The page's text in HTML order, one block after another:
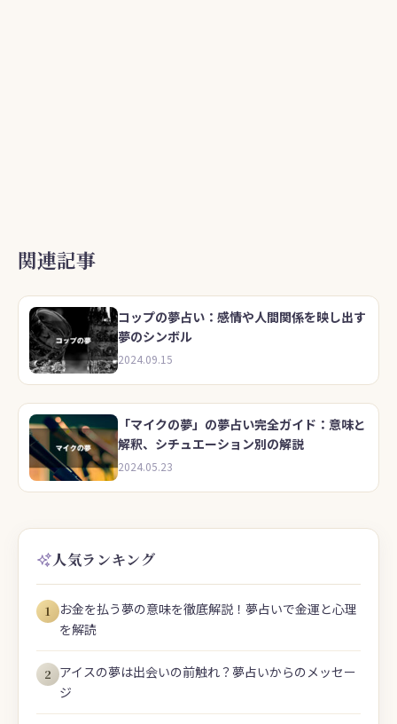
関連記事
コップの夢占い：感情や人間関係を映し出す
夢のシンボル
2024.09.15
「マイクの夢」の夢占い完全ガイド：意味と
解釈、シチュエーション別の解説
2024.05.23
人気ランキング
1
お金を払う夢の意味を徹底解説！夢占いで金運と心理
を解読
2 アイスの夢は出会いの前触れ？夢占いからのメッセー
ジ